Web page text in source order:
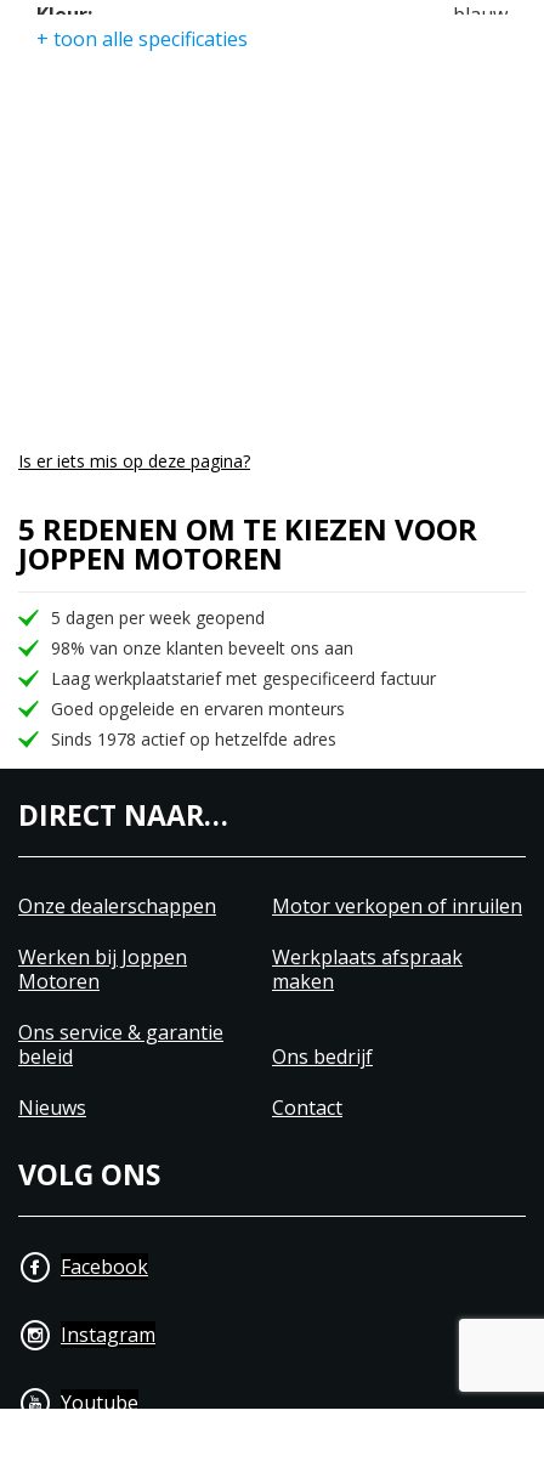
Kleur:
blauw
+ toon alle specificaties
Is er iets mis op deze pagina?
5 REDENEN OM TE KIEZEN VOOR
JOPPEN MOTOREN
5 dagen per week geopend
98% van onze klanten beveelt ons aan
Laag werkplaatstarief met gespecificeerd factuur
Goed opgeleide en ervaren monteurs
Sinds 1978 actief op hetzelfde adres
DIRECT NAAR…
Onze dealerschappen
Motor verkopen of inruilen
Werken bij Joppen
Motoren
Werkplaats afspraak
maken
Ons service & garantie
beleid
Ons bedrijf
Nieuws
Contact
VOLG ONS
Facebook
Instagram
Youtube